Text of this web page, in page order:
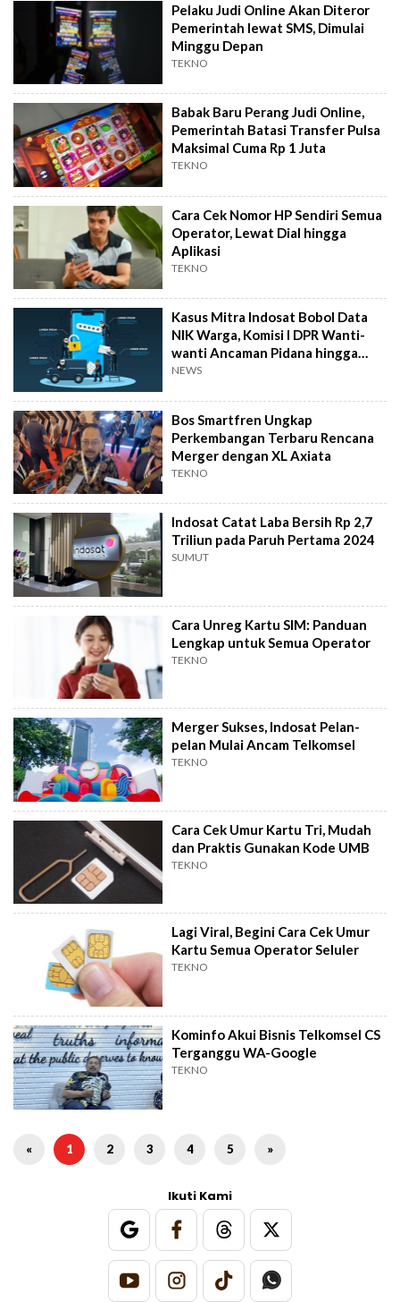
Pelaku Judi Online Akan Diteror
Pemerintah lewat SMS, Dimulai
Minggu Depan
TEKNO
Babak Baru Perang Judi Online,
Pemerintah Batasi Transfer Pulsa
Maksimal Cuma Rp 1 Juta
TEKNO
Cara Cek Nomor HP Sendiri Semua
Operator, Lewat Dial hingga
Aplikasi
TEKNO
Kasus Mitra Indosat Bobol Data
NIK Warga, Komisi I DPR Wanti-
wanti Ancaman Pidana hingga
Cabut Izin Operator Nakal
NEWS
Bos Smartfren Ungkap
Perkembangan Terbaru Rencana
Merger dengan XL Axiata
TEKNO
Indosat Catat Laba Bersih Rp 2,7
Triliun pada Paruh Pertama 2024
SUMUT
Cara Unreg Kartu SIM: Panduan
Lengkap untuk Semua Operator
TEKNO
Merger Sukses, Indosat Pelan-
pelan Mulai Ancam Telkomsel
TEKNO
Cara Cek Umur Kartu Tri, Mudah
dan Praktis Gunakan Kode UMB
TEKNO
Lagi Viral, Begini Cara Cek Umur
Kartu Semua Operator Seluler
TEKNO
Kominfo Akui Bisnis Telkomsel CS
Terganggu WA-Google
TEKNO
« 1 2 3 4 5 »
Ikuti Kami